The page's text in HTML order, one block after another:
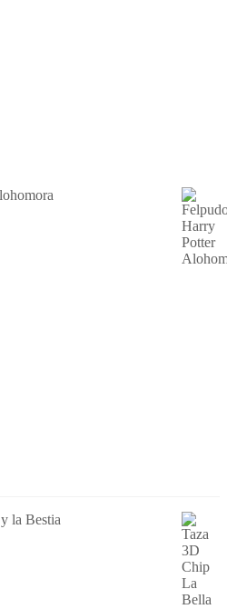
la Bestia